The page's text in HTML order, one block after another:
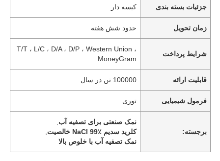
جزئیات بسته بندی کیسه دار
زمان تحویل حدود شش هفته
شرایط پرداخت
T/T ، L/C ، D/A ، D/P ، Western Union ،
MoneyGram
قابلیت ارائه 100000 تن در سال
فرمول شیمیایی توری
برجسته:
نمک صنعتی برای تصفیه آب
کلرید سدیم NaCl 99٪ خالصیت
نمک تصفیه آب با خلوص بالا